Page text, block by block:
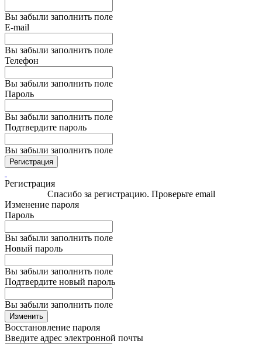
Вы забыли заполнить поле
E-mail
Вы забыли заполнить поле
Телефон
Вы забыли заполнить поле
Пароль
Вы забыли заполнить поле
Подтвердите пароль
Вы забыли заполнить поле
Регистрация
Регистрация
Спасибо за регистрацию. Проверьте email
Изменение пароля
Пароль
Вы забыли заполнить поле
Новый пароль
Вы забыли заполнить поле
Подтвердите новый пароль
Вы забыли заполнить поле
Изменить
Восстановление пароля
Введите адрес электронной почты